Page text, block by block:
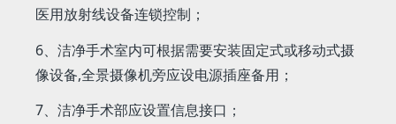
医用放射线设备连锁控制；
6、洁净手术室内可根据需要安装固定式或移动式摄
像设备,全景摄像机旁应设电源插座备用；
7、洁净手术部应设置信息接口；